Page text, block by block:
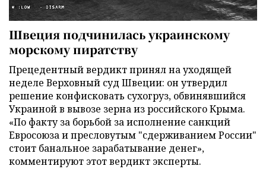
Швеция подчинилась украинскому
морскому пиратству
Прецедентный вердикт принял на уходящей
неделе Верховный суд Швеции: он утвердил
решение конфисковать сухогруз, обвинявшийся
Украиной в вывозе зерна из российского Крыма.
«По факту за борьбой за исполнение санкций
Евросоюза и пресловутым "сдерживанием России"
стоит банальное зарабатывание денег»,
комментируют этот вердикт эксперты.